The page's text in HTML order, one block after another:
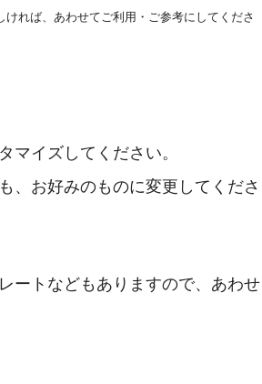
れば、あわせてご利用・ご参考にしてくださ
マイズしてください。
、お好みのものに変更してくださ
ートなどもありますので、あわせ